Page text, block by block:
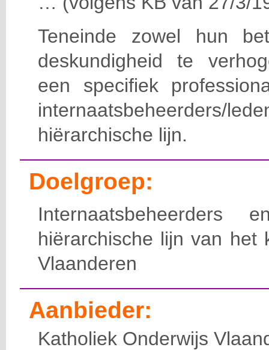
Teneinde zowel hun
deskundigheid te
een specifiek
hiërarchische lijn.
Doelgroep:
hiërarchische lijn van het
Vlaanderen
Aanbieder:
Katholiek Onderwijs